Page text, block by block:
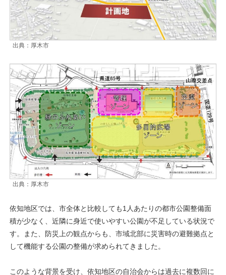
出典：厚木市
出典：厚木市
依知地区では、市全体と比較しても1人あたりの都市公園整備面
積が少なく、近隣に身近で使いやすい公園が不足している状況で
す。また、防災上の観点からも、市域北部に災害時の避難拠点と
して機能する公園の整備が求められてきました。
このような背景を受け、依知地区の自治会からは過去に複数回に